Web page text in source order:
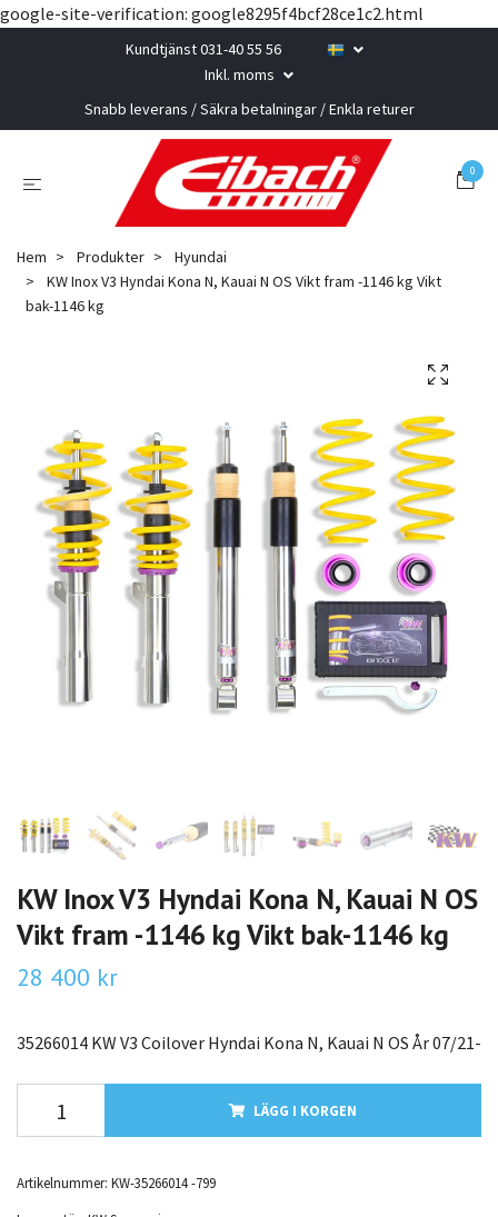
google-site-verification: google8295f4bcf28ce1c2.html
Kundtjänst 031-40 55 56
Inkl. moms
Snabb leverans / Säkra betalningar / Enkla returer
0
Hem Produkter
Hyundai
KW Inox V3 Hyndai Kona N, Kauai N OS Vikt fram -1146 kg Vikt
bak-1146 kg
KW Inox V3 Hyndai Kona N, Kauai N OS
Vikt fram -1146 kg Vikt bak-1146 kg
28 400 kr
35266014 KW V3 Coilover Hyndai Kona N, Kauai N OS År 07/21-
LÄGG I KORGEN
Artikelnummer: KW-35266014 -799